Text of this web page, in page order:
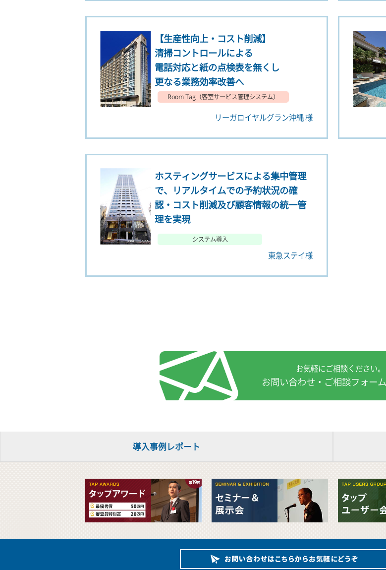
【生産性向上・コスト削減】
清掃コントロールによる
電話対応と紙の点検表を無くし
更なる業務効率改善へ
Room Tag（客室サービス管理システム）
リーガロイヤルグラン沖縄 様
ホスティングサービスによる集中管理
で、リアルタイムでの予約状況の確
認・コスト削減及び顧客情報の統一管
理を実現
システム導入
東急ステイ様
お気軽にご相談ください。
お問い合わせ・ ご相談フォー
導入事例レポート